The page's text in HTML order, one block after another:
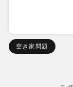
空き家問題